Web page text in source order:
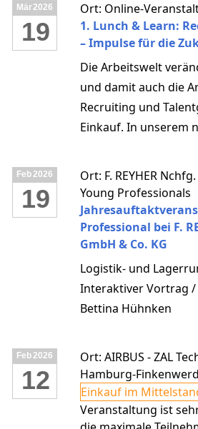
Unternehmen.
Mär2026
19
Ort: Online-
1. Lunch & Learn:
– Impulse für die
Die Arbeitswelt
und damit auch die
Recruiting und
Einkauf. In unserem
welche Trends 2026
machen.
Feb2026
19
Ort: F. REYHER
Young Professionals
Professional bei F.
GmbH & Co. KG
Logistik- und
Interaktiver Vortrag /
Bettina Hühnken
Feb2026
12
Ort: AIRBUS - ZAL
Hamburg-
Einkauf im
Veranstaltung ist